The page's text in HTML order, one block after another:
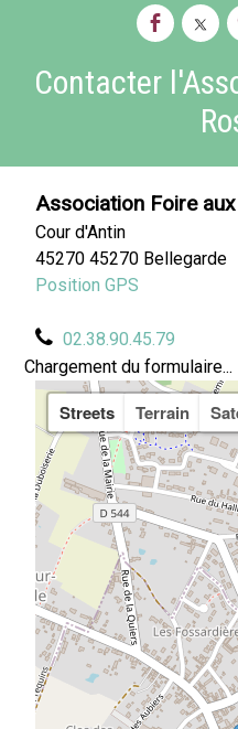
Contacter
Association Foire
Cour d'Antin
45270 45270 Bellegarde
Position GPS
02.38.90.45.79
Chargement du formulaire...
Streets Terrain